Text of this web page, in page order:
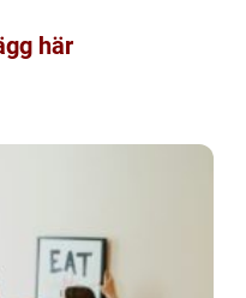
här